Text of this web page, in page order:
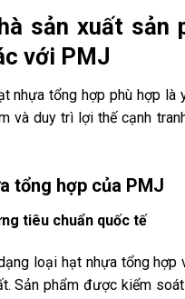
sản xuất sản
với PMJ
nhựa tổng hợp phù hợp
và duy trì lợi thế cạnh
tổng hợp của PMJ
tiêu chuẩn quốc tế
loại hạt nhựa tổng
Sản phẩm được kiểm